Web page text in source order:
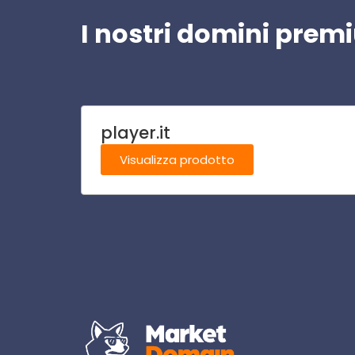
I nostri domini
player.it
Visualizza prodotto